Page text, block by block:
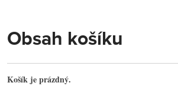
Obsah košíku
Košík je prázdný.